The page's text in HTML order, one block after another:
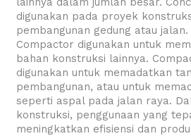
digunakan pada proyek
pembangunan gedung atau
Compactor digunakan untuk
bahan konstruksi lainnya.
digunakan untuk memadatkan
pembangunan, atau untuk
seperti aspal pada jalan raya.
konstruksi, penggunaan yang
meningkatkan efisiensi dan